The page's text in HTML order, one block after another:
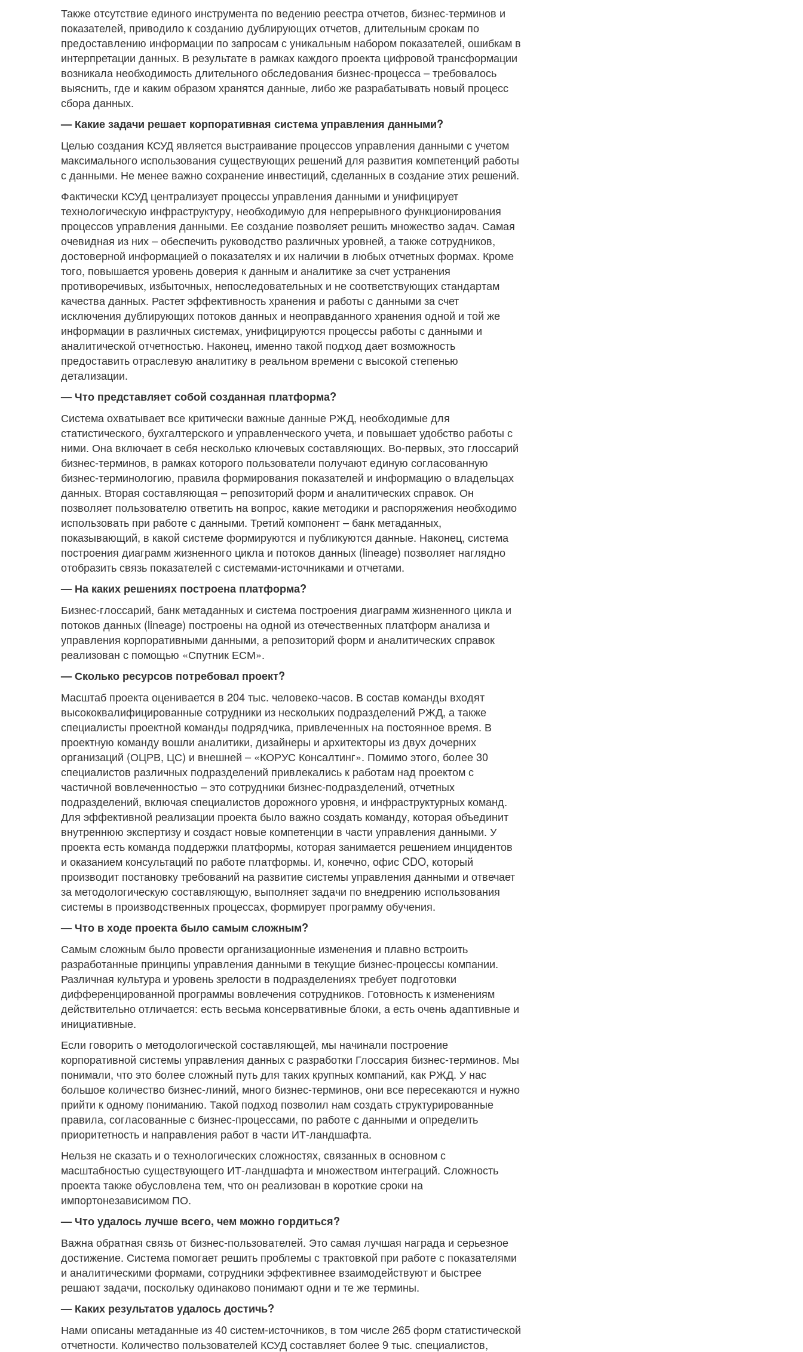
Также отсутствие единого инструмента по ведению реестра отчетов, бизнес-терминов и
показателей, приводило к созданию дублирующих отчетов, длительным срокам по
предоставлению информации по запросам с уникальным набором показателей, ошибкам в
интерпретации данных. В результате в рамках каждого проекта цифровой трансформации
возникала необходимость длительного обследования бизнес-процесса – требовалось
выяснить, где и каким образом хранятся данные, либо же разрабатывать новый процесс
сбора данных.
— Какие задачи решает корпоративная система управления данными?
Целью создания КСУД является выстраивание процессов управления данными с учетом
максимального использования существующих решений для развития компетенций работы
с данными. Не менее важно сохранение инвестиций, сделанных в создание этих решений.
Фактически КСУД централизует процессы управления данными и унифицирует
технологическую инфраструктуру, необходимую для непрерывного функционирования
процессов управления данными. Ее создание позволяет решить множество задач. Самая
очевидная из них – обеспечить руководство различных уровней, а также сотрудников,
достоверной информацией о показателях и их наличии в любых отчетных формах. Кроме
того, повышается уровень доверия к данным и аналитике за счет устранения
противоречивых, избыточных, непоследовательных и не соответствующих стандартам
качества данных. Растет эффективность хранения и работы с данными за счет
исключения дублирующих потоков данных и неоправданного хранения одной и той же
информации в различных системах, унифицируются процессы работы с данными и
аналитической отчетностью. Наконец, именно такой подход дает возможность
предоставить отраслевую аналитику в реальном времени с высокой степенью
детализации.
— Что представляет собой созданная платформа?
Система охватывает все критически важные данные РЖД, необходимые для
статистического, бухгалтерского и управленческого учета, и повышает удобство работы с
ними. Она включает в себя несколько ключевых составляющих. Во-первых, это глоссарий
бизнес-терминов, в рамках которого пользователи получают единую согласованную
бизнес-терминологию, правила формирования показателей и информацию о владельцах
данных. Вторая составляющая – репозиторий форм и аналитических справок. Он
позволяет пользователю ответить на вопрос, какие методики и распоряжения необходимо
использовать при работе с данными. Третий компонент – банк метаданных,
показывающий, в какой системе формируются и публикуются данные. Наконец, система
построения диаграмм жизненного цикла и потоков данных (lineage) позволяет наглядно
отобразить связь показателей с системами-источниками и отчетами.
— На каких решениях построена платформа?
Бизнес-глоссарий, банк метаданных и система построения диаграмм жизненного цикла и
потоков данных (lineage) построены на одной из отечественных платформ анализа и
управления корпоративными данными, а репозиторий форм и аналитических справок
реализован с помощью «Спутник ЕСМ».
— Сколько ресурсов потребовал проект?
Масштаб проекта оценивается в 204 тыс. человеко-часов. В состав команды входят
высококвалифицированные сотрудники из нескольких подразделений РЖД, а также
специалисты проектной команды подрядчика, привлеченных на постоянное время. В
проектную команду вошли аналитики, дизайнеры и архитекторы из двух дочерних
организаций (ОЦРВ, ЦС) и внешней – «КОРУС Консалтинг». Помимо этого, более 30
специалистов различных подразделений привлекались к работам над проектом с
частичной вовлеченностью – это сотрудники бизнес-подразделений, отчетных
подразделений, включая специалистов дорожного уровня, и инфраструктурных команд.
Для эффективной реализации проекта было важно создать команду, которая объединит
внутреннюю экспертизу и создаст новые компетенции в части управления данными. У
проекта есть команда поддержки платформы, которая занимается решением инцидентов
и оказанием консультаций по работе платформы. И, конечно, офис CDO, который
производит постановку требований на развитие системы управления данными и отвечает
за методологическую составляющую, выполняет задачи по внедрению использования
системы в производственных процессах, формирует программу обучения.
— Что в ходе проекта было самым сложным?
Самым сложным было провести организационные изменения и плавно встроить
разработанные принципы управления данными в текущие бизнес-процессы компании.
Различная культура и уровень зрелости в подразделениях требует подготовки
дифференцированной программы вовлечения сотрудников. Готовность к изменениям
действительно отличается: есть весьма консервативные блоки, а есть очень адаптивные и
инициативные.
Если говорить о методологической составляющей, мы начинали построение
корпоративной системы управления данных с разработки Глоссария бизнес-терминов. Мы
понимали, что это более сложный путь для таких крупных компаний, как РЖД. У нас
большое количество бизнес-линий, много бизнес-терминов, они все пересекаются и нужно
прийти к одному пониманию. Такой подход позволил нам создать структурированные
правила, согласованные с бизнес-процессами, по работе с данными и определить
приоритетность и направления работ в части ИТ-ландшафта.
Нельзя не сказать и о технологических сложностях, связанных в основном с
масштабностью существующего ИТ-ландшафта и множеством интеграций. Сложность
проекта также обусловлена тем, что он реализован в короткие сроки на
импортонезависимом ПО.
— Что удалось лучше всего, чем можно гордиться?
Важна обратная связь от бизнес-пользователей. Это самая лучшая награда и серьезное
достижение. Система помогает решить проблемы с трактовкой при работе с показателями
и аналитическими формами, сотрудники эффективнее взаимодействуют и быстрее
решают задачи, поскольку одинаково понимают одни и те же термины.
— Каких результатов удалось достичь?
Нами описаны метаданные из 40 систем-источников, в том числе 265 форм статистической
отчетности. Количество пользователей КСУД составляет более 9 тыс. специалистов,